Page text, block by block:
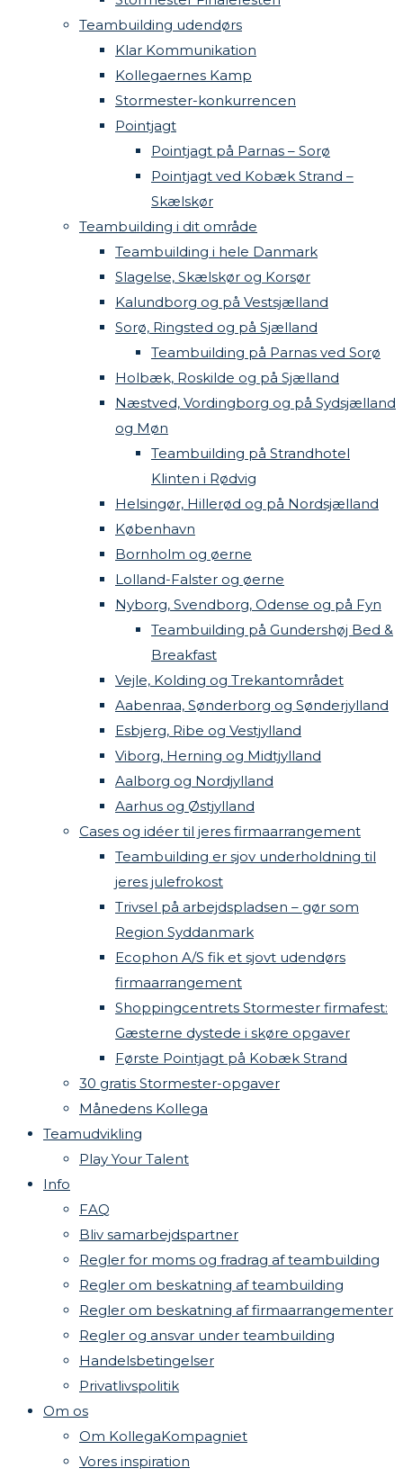
Teambuilding udendørs
Klar Kommunikation
Kollegaernes Kamp
Stormester-konkurrencen
Pointjagt
Pointjagt på Parnas – Sorø
Pointjagt ved Kobæk Strand –
Skælskør
Teambuilding i dit område
Teambuilding i hele Danmark
Slagelse, Skælskør og Korsør
Kalundborg og på Vestsjælland
Sorø, Ringsted og på Sjælland
Teambuilding på Parnas ved Sorø
Holbæk, Roskilde og på Sjælland
Næstved, Vordingborg og på Sydsjælland
og Møn
Teambuilding på Strandhotel
Klinten i Rødvig
Helsingør, Hillerød og på Nordsjælland
København
Bornholm og øerne
Lolland-Falster og øerne
Nyborg, Svendborg, Odense og på Fyn
Teambuilding på Gundershøj Bed &
Breakfast
Vejle, Kolding og Trekantområdet
Aabenraa, Sønderborg og Sønderjylland
Esbjerg, Ribe og Vestjylland
Viborg, Herning og Midtjylland
Aalborg og Nordjylland
Aarhus og Østjylland
Cases og idéer til jeres firmaarrangement
Teambuilding er sjov underholdning til
jeres julefrokost
Trivsel på arbejdspladsen – gør som
Region Syddanmark
Ecophon A/S fik et sjovt udendørs
firmaarrangement
Shoppingcentrets Stormester firmafest:
Gæsterne dystede i skøre opgaver
Første Pointjagt på Kobæk Strand
30 gratis Stormester-opgaver
Månedens Kollega
Teamudvikling
Play Your Talent
Info
FAQ
Bliv samarbejdspartner
Regler for moms og fradrag af teambuilding
Regler om beskatning af teambuilding
Regler om beskatning af firmaarrangementer
Regler og ansvar under teambuilding
Handelsbetingelser
Privatlivspolitik
Om os
Om KollegaKompagniet
Vores inspiration